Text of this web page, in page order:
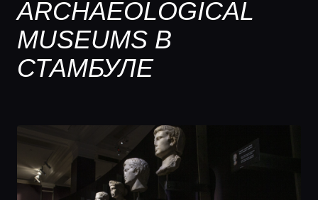
ARCHAEOLOGICAL
MUSEUMS В
СТАМБУЛЕ